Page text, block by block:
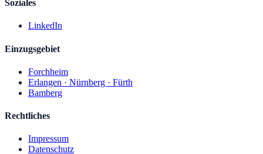
Soziales
LinkedIn
Einzugsgebiet
Forchheim
Erlangen · Nürnberg · Fürth
Bamberg
Rechtliches
Impressum
Datenschutz